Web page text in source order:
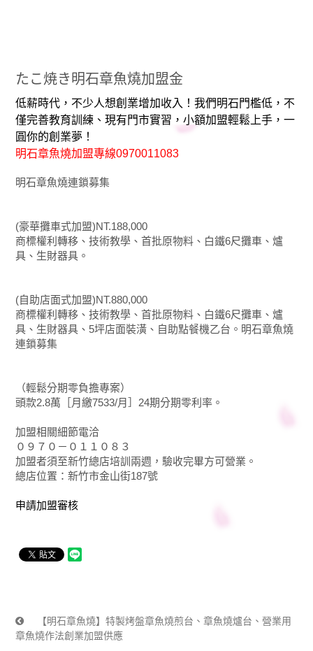
たこ焼き明石章魚燒加盟金
低薪時代，不少人想創業增加收入！我們明石門檻低，不
僅完善教育訓練、現有門市實習，小額加盟輕鬆上手，一
圓你的創業夢！
明石章魚燒加盟專線0970011083
明石章魚燒連鎖募集
(豪華攤車式加盟)NT.188,000
商標權利轉移、技術教學、首批原物料、白鐵6尺攤車、爐
具、生財器具。
(自助店面式加盟)NT.880,000
商標權利轉移、技術教學、首批原物料、白鐵6尺攤車、爐
具、生財器具、5坪店面裝潢、自助點餐機乙台。明石章魚燒
連鎖募集
（輕鬆分期零負擔專案）
頭款2.8萬［月繳7533/月］24期分期零利率。
加盟相關細節電洽
０９７０－０１１０８３
加盟者須至新竹總店培訓兩週，驗收完畢方可營業。
總店位置：新竹市金山街187號
申請加盟審核
【明石章魚燒】特製烤盤章魚燒煎台、章魚燒爐台、營業用
章魚燒作法創業加盟供應